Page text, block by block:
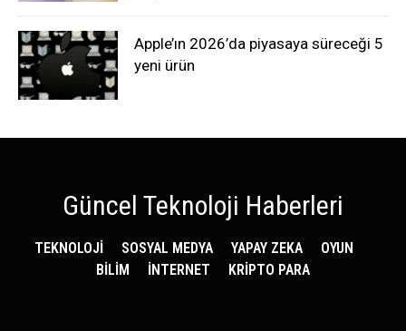
Apple’ın 2026’da piyasaya süreceği 5
yeni ürün
Güncel Teknoloji Haberleri
TEKNOLOJİ SOSYAL MEDYA YAPAY ZEKA
OYUN
BİLİM
İNTERNET KRİPTO PARA